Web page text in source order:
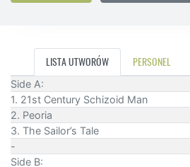
LISTA UTWORÓW PERSONEL
Side A:
1. 21st Century Schizoid Man
2. Peoria
3. The Sailor’s Tale
-
Side B: